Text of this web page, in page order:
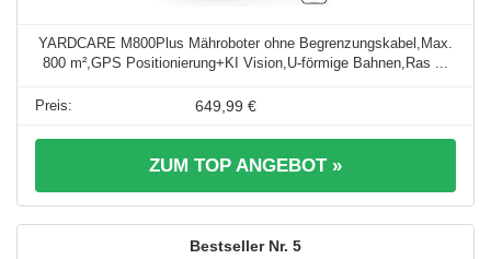
YARDCARE M800Plus Mähroboter ohne Begrenzungskabel,Max.
800 m²,GPS Positionierung+KI Vision,U-förmige Bahnen,Ras ...
649,99 €
ZUM TOP ANGEBOT »
5